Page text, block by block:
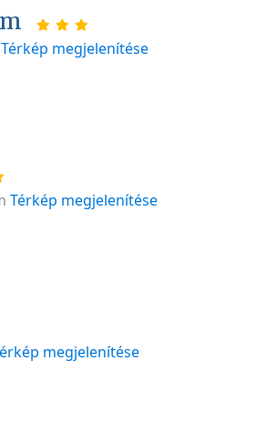
Térkép megjelenítése
Térkép megjelenítése
megjelenítése